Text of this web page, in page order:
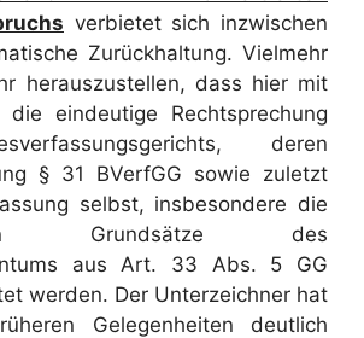
verbietet sich inzwischen
Zurückhaltung. Vielmehr
herauszustellen, dass hier mit
eindeutige Rechtsprechung
deren
§ 31 BVerfGG sowie zuletzt
selbst, insbesondere die
Grundsätze des
aus Art. 33 Abs. 5 GG
werden. Der Unterzeichner hat
Gelegenheiten deutlich